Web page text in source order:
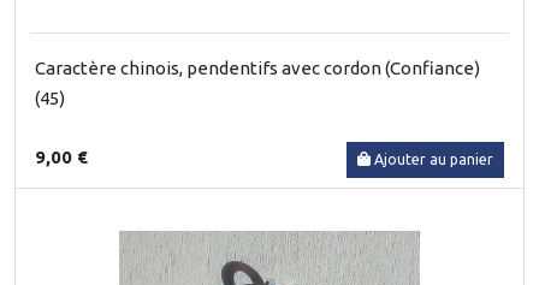
Caractère chinois, pendentifs avec cordon (Confiance)
(45)
9,00 € Ajouter au panier